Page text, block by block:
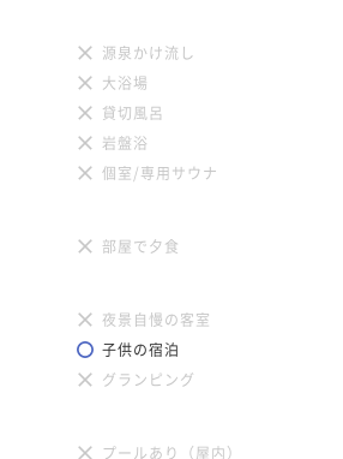
源泉かけ流し
大浴場
貸切風呂
岩盤浴
個室/専用サウナ
部屋で夕食
夜景自慢の客室
子供の宿泊
グランピング
プールあり（屋内）